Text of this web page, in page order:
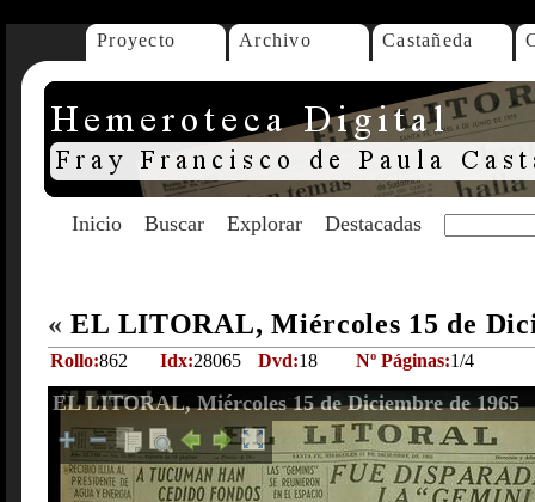
Proyecto Archivo Castañeda
Inicio Buscar Explorar Destacadas
« EL LITORAL, Miércoles 15 de
Rollo:862 Idx:28065 Dvd:18 Nº Páginas:1/4
EL LITORAL, Miércoles 15 de Diciembre de 1965